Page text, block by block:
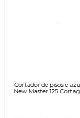
Cortador de pisos e
New Master 125 Cortag